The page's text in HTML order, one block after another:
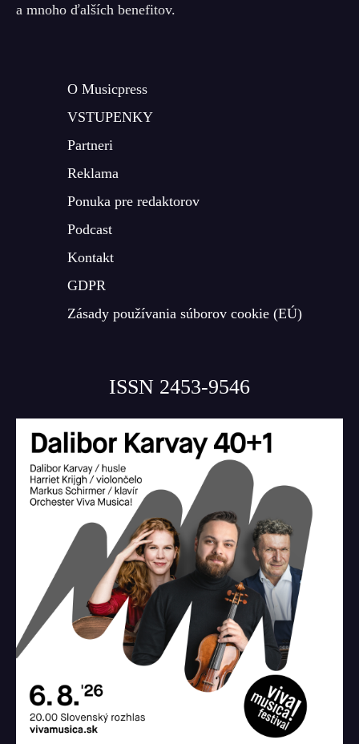
a mnoho ďalších benefitov.
O Musicpress
VSTUPENKY
Partneri
Reklama
Ponuka pre redaktorov
Podcast
Kontakt
GDPR
Zásady používania súborov cookie (EÚ)
ISSN 2453-9546